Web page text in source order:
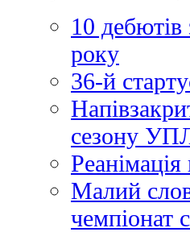
10 дебютів
року
36-й
сезону
Малий
чемпіонат